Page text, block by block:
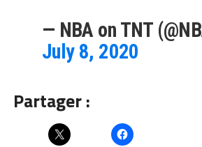
— NBA on TNT
July 8, 2020
Partager :